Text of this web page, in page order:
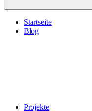
Startseite
Blog
Projekte